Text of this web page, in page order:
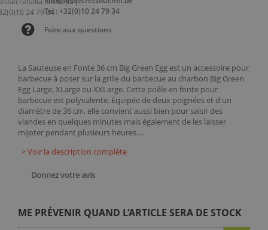
La Sauteuse en Fonte 36 cm Big Green Egg est un accessoire pour
barbecue à poser sur la grille du barbecue au charbon Big Green
Egg Large, XLarge ou XXLarge. Cette poêle en fonte pour
barbecue est polyvalente. Equipée de deux poignées et d'un
diamètre de 36 cm, elle convient aussi bien pour saisir des
viandes en quelques minutes mais également de les laisser
mijoter pendant plusieurs heures....
> Voir la description complète
Donnez votre avis
ME PRÉVENIR QUAND L’ARTICLE SERA DE STOCK
Tel : +32(0)10 24 79 34
Foire aux questions